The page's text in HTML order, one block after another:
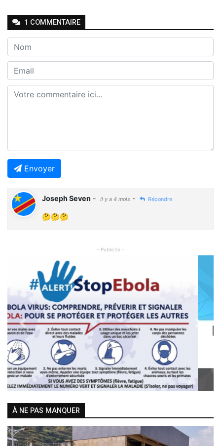
1 COMMENTAIRE
Envoyer
Joseph Seven - Il y a 4 mois - Répondre
🤔🤔🤔
- Publicité -
Previous Next
À NE PAS MANQUER